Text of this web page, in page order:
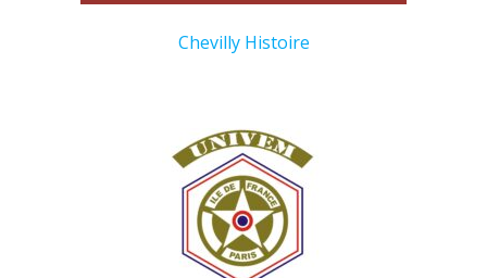
Chevilly Histoire